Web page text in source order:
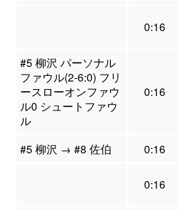
0:16
#5 柳沢 パーソナル
ファウル(2-6:0) フリ
ースローオンファウ
ル0 シュートファウ
ル
0:16
#5 柳沢 → #8 佐伯 0:16
0:16